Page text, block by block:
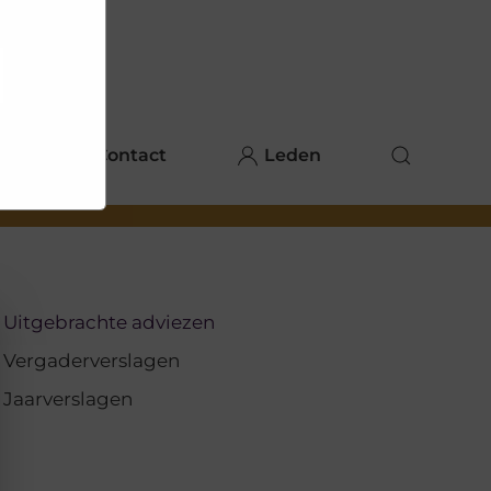
Contact Leden
Uitgebrachte adviezen
Vergaderverslagen
Jaarverslagen
Er
van